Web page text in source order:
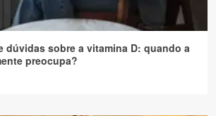
dúvidas sobre a vitamina D: quando a
preocupa?